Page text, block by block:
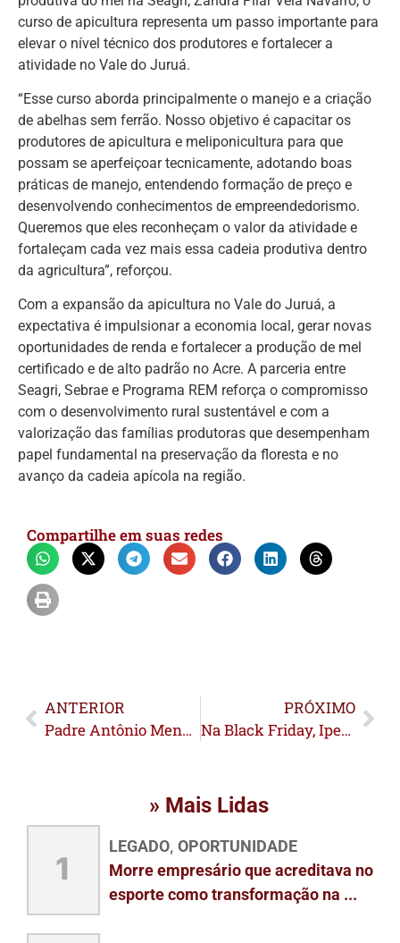
curso de apicultura representa um passo importante para
elevar o nível técnico dos produtores e fortalecer a
atividade no Vale do Juruá.
“Esse curso aborda principalmente o manejo e a criação
de abelhas sem ferrão. Nosso objetivo é capacitar os
produtores de apicultura e meliponicultura para que
possam se aperfeiçoar tecnicamente, adotando boas
práticas de manejo, entendendo formação de preço e
desenvolvendo conhecimentos de empreendedorismo.
Queremos que eles reconheçam o valor da atividade e
fortaleçam cada vez mais essa cadeia produtiva dentro
da agricultura”, reforçou.
Com a expansão da apicultura no Vale do Juruá, a
expectativa é impulsionar a economia local, gerar novas
oportunidades de renda e fortalecer a produção de mel
certificado e de alto padrão no Acre. A parceria entre
Seagri, Sebrae e Programa REM reforça o compromisso
com o desenvolvimento rural sustentável e com a
valorização das famílias produtoras que desempenham
papel fundamental na preservação da floresta e no
avanço da cadeia apícola na região.
Compartilhe em suas redes
ANTERIOR
Padre Antônio Menezes se filia ao PT em Xapuri
PRÓXIMO
Na Black Friday, Ipem e Procon realizam ações de fiscalização nos comércios acreanos
» Mais Lidas
1
LEGADO, OPORTUNIDADE
Morre empresário que acreditava no
esporte como transformação na ...